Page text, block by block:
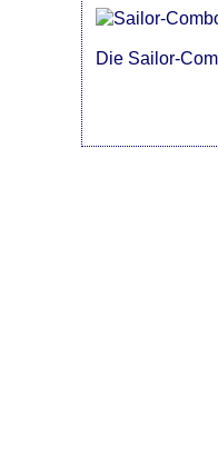
Die Sailor-